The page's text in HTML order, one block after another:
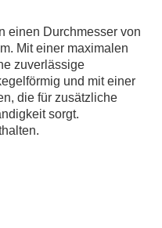
einen Durchmesser von
Mit einer maximalen
zuverlässige
und mit einer
die für zusätzliche
sorgt.